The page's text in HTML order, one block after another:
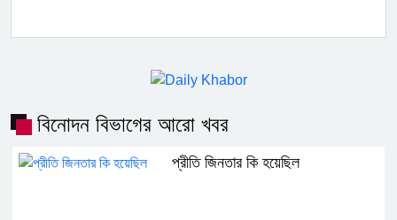
বিনোদন বিভাগের আরো খবর
প্রীতি জিনতার কি হয়েছিল